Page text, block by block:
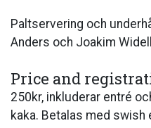
Paltservering och
Anders och Joakim
Price and
250kr, inkluderar entré
kaka. Betalas med swish